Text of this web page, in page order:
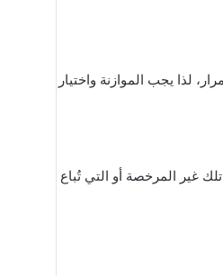
لذا يجب الموازنة واختيار
غير المرخصة أو التي تُباع